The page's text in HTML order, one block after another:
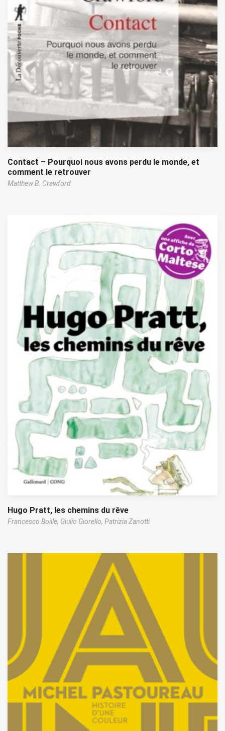
Contact – Pourquoi nous avons perdu le monde, et
comment le retrouver
Matthew B. Crawford
Hugo Pratt, les chemins du rêve
Francesco Boille, Giulio Giorello, Patrizia Zanotti